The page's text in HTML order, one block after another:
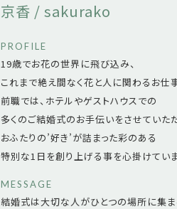
京香 / sakurako
PROFILE
19歳でお花の世界に飛び込み、
これまで絶え間なく花と人に関わるお仕事
前職では、ホテルやゲストハウスでの
多くのご結婚式のお手伝いをさせていただ
おふたりの’好き’が詰まった彩のある
特別な1日を創り上げる事を心掛けていま
MESSAGE
結婚式は大切な人がひとつの場所に集